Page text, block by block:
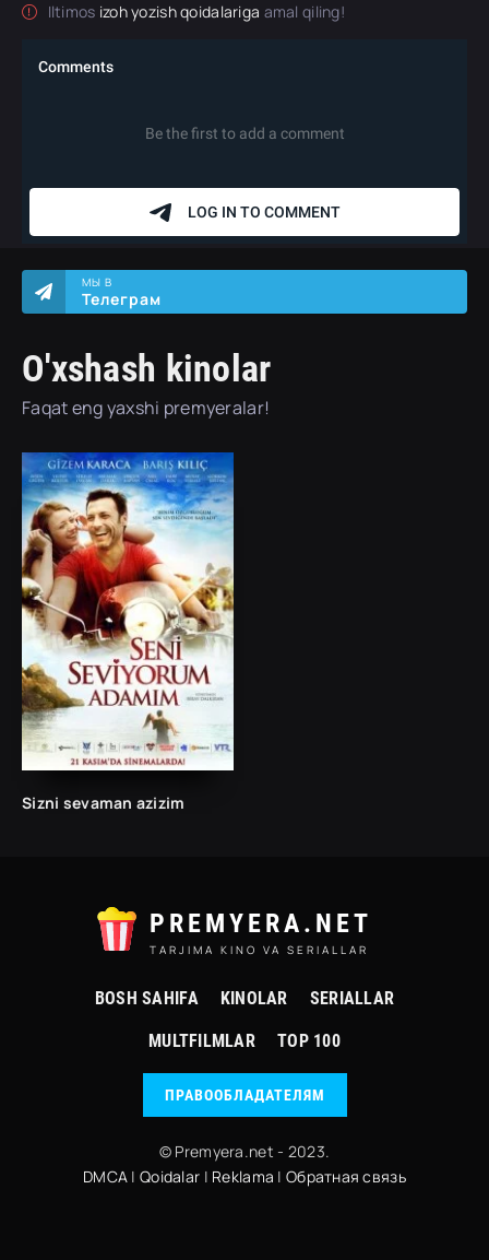
Iltimos izoh yozish qoidalariga amal qiling!
O'xshash kinolar
Faqat eng yaxshi premyeralar!
МЫ В
Телеграм
Sizni sevaman azizim
PREMYERA.NET
TARJIMA KINO VA SERIALLAR
BOSH SAHIFA KINOLAR SERIALLAR
MULTFILMLAR TOP 100
ПРАВООБЛАДАТЕЛЯМ
© Premyera.net - 2023.
DMCA |Qoidalar | Reklama | Обратная связь